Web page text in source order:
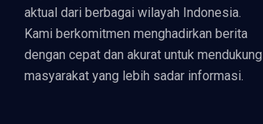
aktual dari berbagai wilayah Indonesia.
Kami berkomitmen menghadirkan berita
dengan cepat dan akurat untuk mendukung
masyarakat yang lebih sadar informasi.